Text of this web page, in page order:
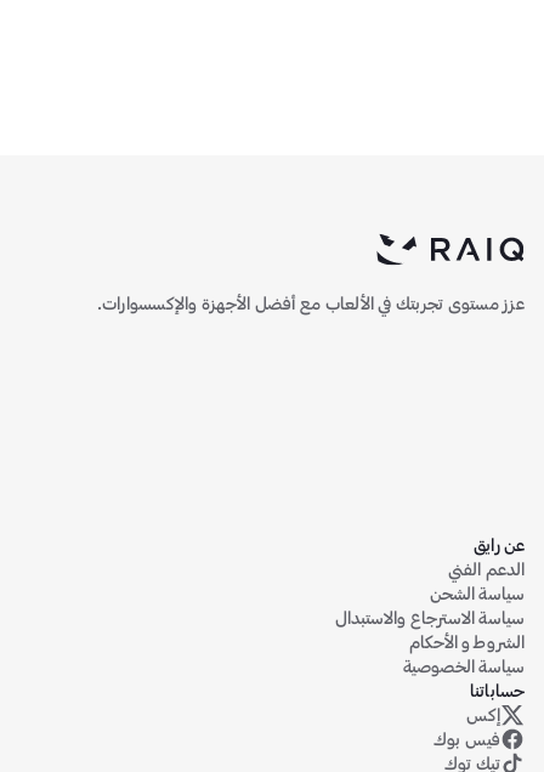
عزز مستوى تجربتك في الألعاب مع أفضل الأجهزة والإكسسوارات.
عن رايق
الدعم الفني
سياسة الشحن
سياسة الاسترجاع والاستبدال
الشروط و الأحكام
سياسة الخصوصية
حساباتنا
حساب رايق على منصة إكس (تويتر سابقاً)
إكس
فيس بوك
تيك توك